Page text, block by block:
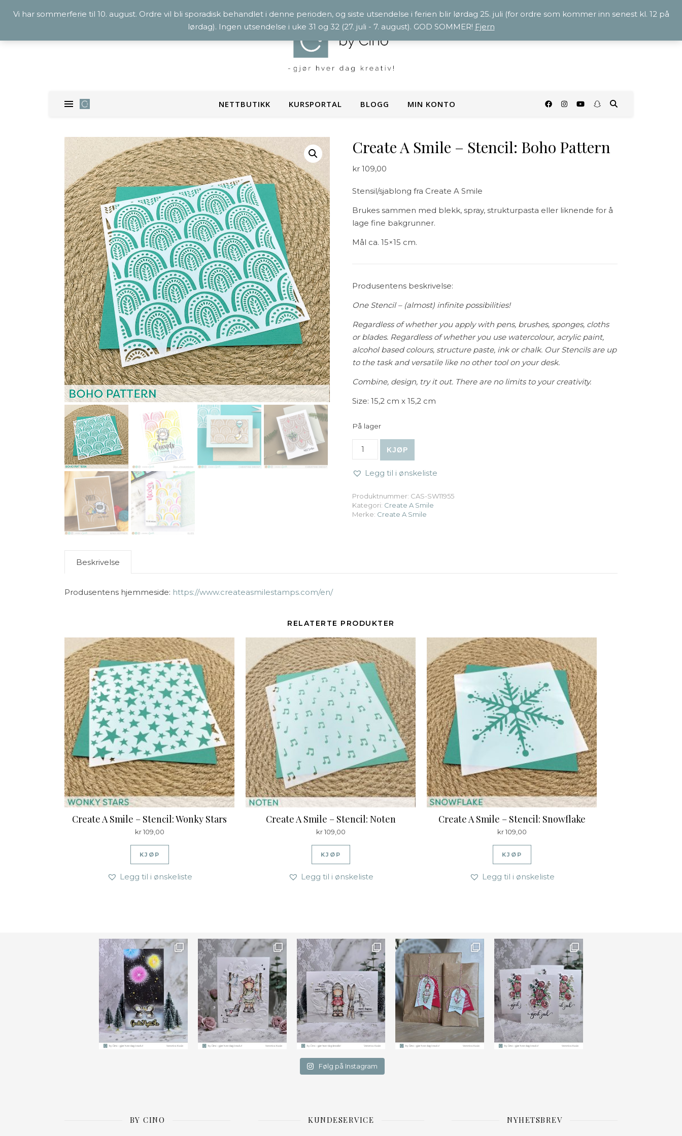
NETTBUTIKK KURSPORTAL BLOGG MIN KONTO
Create A Smile – Stencil: Boho Pattern
kr109,00
Stensil/sjablong fra Create A Smile
Brukes sammen med blekk, spray, strukturpasta eller liknende for å
lage fine bakgrunner.
Mål ca. 15×15 cm.
Produsentens beskrivelse:
One Stencil – (almost) infinite possibilities!
Regardless of whether you apply with pens, brushes, sponges, cloths
or blades. Regardless of whether you use watercolour, acrylic paint,
alcohol based colours, structure paste, ink or chalk. Our Stencils are up
to the task and versatile like no other tool on your desk.
Combine, design, try it out. There are no limits to your creativity.
Size: 15,2 cm x 15,2 cm
På lager
KJØP
Legg til i ønskeliste
Produktnummer: CAS-SW11955
Kategori: Create A Smile
Merke: Create A Smile
Beskrivelse
Produsentens hjemmeside: https://www.createasmilestamps.com/en/
RELATERTE PRODUKTER
Create A Smile – Stencil: Wonky Stars
kr109,00
KJØP
Legg til i ønskeliste
Create A Smile – Stencil: Noten
kr109,00
KJØP
Legg til i ønskeliste
Create A Smile – Stencil: Snowflake
kr109,00
KJØP
Legg til i ønskeliste
Ønsk Farge
Følg på Instagram
BY CINO KUNDESERVICE NYHETSBREV
Vi har sommerferie til 10. august. Ordre vil bli sporadisk behandlet i denne perioden, og siste utsendelse i ferien blir lørdag 25. juli (for ordre som kommer inn senest kl. 12 på
lørdag). Ingen utsendelse i uke 31 og 32 (27. juli - 7. august). GOD SOMMER! Fjern